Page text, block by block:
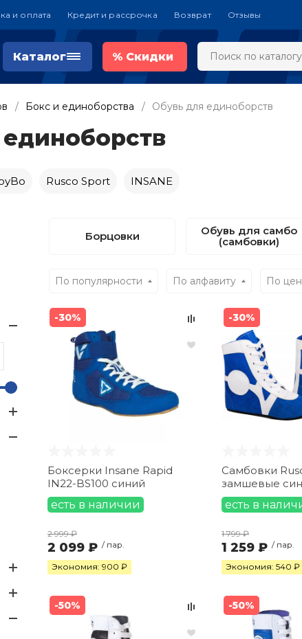
и оплата Кредит и рассрочка Возврат Отзывы
Каталог % Скидки
Бокс и единоборства Обувь для единоборств
Rusco Sport INSANE
Борцовки
Обувь для самбо
(самбовки)
По популярности По алфавиту По
-30%
Боксерки Insane Rapid
IN22-BS100 синий
есть в наличии
2 999 ₽
2 099 ₽ / пар.
Экономия: 900 ₽
-30%
Самбовки
замшевые
есть в
1 799 ₽
1 259 ₽ / пар.
Экономия: 540 ₽
-50% -50%